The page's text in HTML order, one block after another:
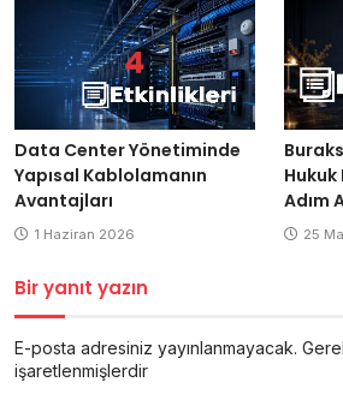
Data Center Yönetiminde
Yapısal Kablolamanın
Avantajları
1 Haziran 2026
Hukuk
Adım
25
Bir yanıt yazın
E-posta adresiniz yayınlanmayacak.
işaretlenmişlerdir